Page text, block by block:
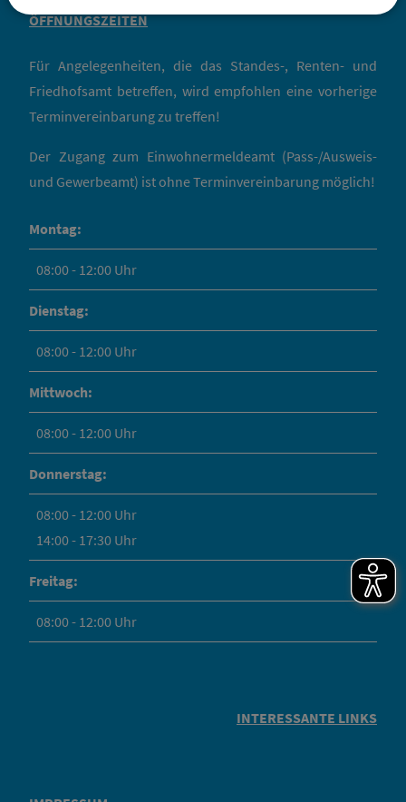
ÖFFNUNGSZEITEN
Für Angelegenheiten, die das Standes-, Renten- und
Friedhofsamt betreffen, wird empfohlen eine vorherige
Terminvereinbarung zu treffen!
Der Zugang zum Einwohnermeldeamt (Pass-/Ausweis-
und Gewerbeamt) ist ohne Terminvereinbarung möglich!
Montag:
08:00 - 12:00 Uhr
Dienstag:
08:00 - 12:00 Uhr
Mittwoch:
08:00 - 12:00 Uhr
Donnerstag:
08:00 - 12:00 Uhr
14:00 - 17:30 Uhr
Freitag:
08:00 - 12:00 Uhr
INTERESSANTE LINKS